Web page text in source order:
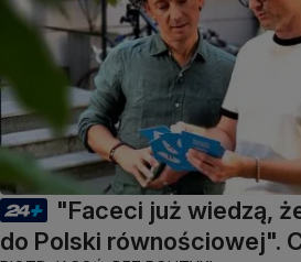
"Faceci już wiedzą,
do Polski równościowej".